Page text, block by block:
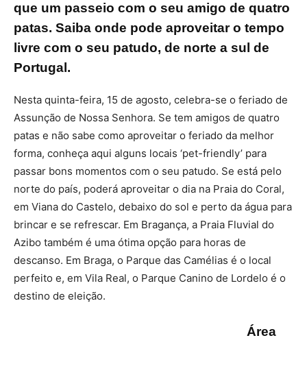
que um passeio com o seu amigo de quatro
patas. Saiba onde pode aproveitar o tempo
livre com o seu patudo, de norte a sul de
Portugal.
Nesta quinta-feira, 15 de agosto, celebra-se o feriado de
Assunção de Nossa Senhora. Se tem amigos de quatro
patas e não sabe como aproveitar o feriado da melhor
forma, conheça aqui alguns locais ‘pet-friendly’ para
passar bons momentos com o seu patudo. Se está pelo
norte do país, poderá aproveitar o dia na Praia do Coral,
em Viana do Castelo, debaixo do sol e perto da água para
brincar e se refrescar. Em Bragança, a Praia Fluvial do
Azibo também é uma ótima opção para horas de
descanso. Em Braga, o Parque das Camélias é o local
perfeito e, em Vila Real, o Parque Canino de Lordelo é o
destino de eleição.
Área